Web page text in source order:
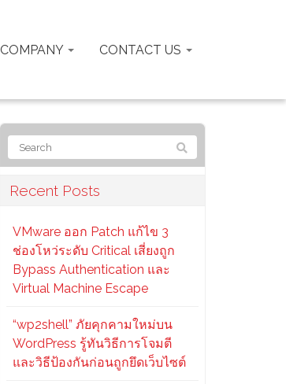
COMPANY CONTACT US
Recent Posts
VMware ออก Patch แก้ไข 3
ช่องโหว่ระดับ Critical เสี่ยงถูก
Bypass Authentication และ
Virtual Machine Escape
“wp2shell” ภัยคุกคามใหม่บน
WordPress รู้ทันวิธีการโจมตี
และวิธีป้องกันก่อนถูกยึดเว็บไซต์